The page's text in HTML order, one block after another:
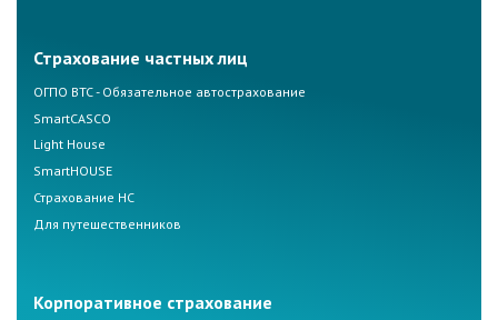
Страхование частных лиц
ОГПО ВТС - Обязательное автострахование
SmartCASCO
Light House
SmartHOUSE
Страхование НС
Для путешественников
Корпоративное страхование